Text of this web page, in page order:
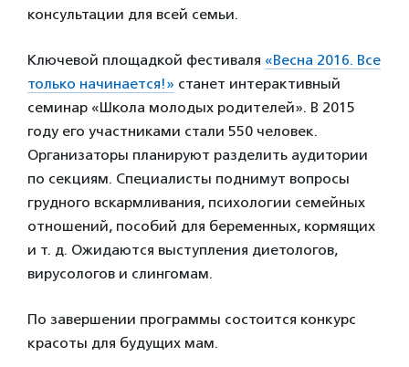
консультации для всей семьи.
Ключевой площадкой фестиваля «Весна 2016. Все
только начинается!» станет интерактивный
семинар «Школа молодых родителей». В 2015
году его участниками стали 550 человек.
Организаторы планируют разделить аудитории
по секциям. Специалисты поднимут вопросы
грудного вскармливания, психологии семейных
отношений, пособий для беременных, кормящих
и т. д. Ожидаются выступления диетологов,
вирусологов и слингомам.
По завершении программы состоится конкурс
красоты для будущих мам.